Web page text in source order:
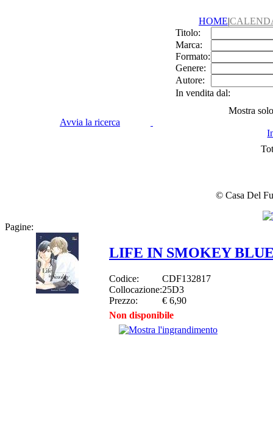
HOME|
Titolo:
Marca:
Formato:
Genere:
Autore:
In vendita dal:
Mostra
Avvia la ricerca
© Casa Del
Pagine:
LIFE IN SMOKEY
Codice:
CDF132817
Collocazione:25D3
Prezzo:
€ 6,90
Non disponibile